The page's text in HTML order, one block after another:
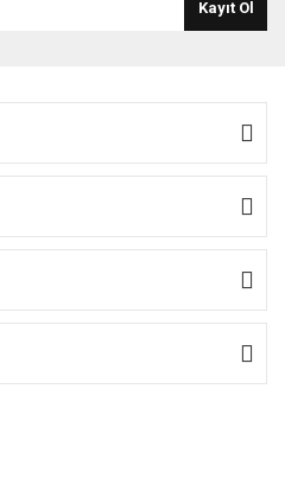
Kayıt Ol